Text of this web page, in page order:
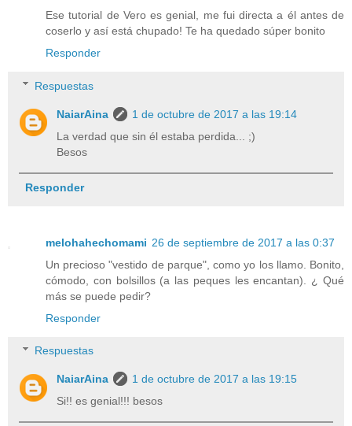
Ese tutorial de Vero es genial, me fui directa a él antes de
coserlo y así está chupado! Te ha quedado súper bonito
Responder
Respuestas
NaiarAina
1 de octubre de 2017 a las 19:14
La verdad que sin él estaba perdida... ;)
Besos
Responder
melohahechomami 26 de septiembre de 2017 a las 0:37
Un precioso "vestido de parque", como yo los llamo. Bonito,
cómodo, con bolsillos (a las peques les encantan). ¿ Qué
más se puede pedir?
Responder
Respuestas
NaiarAina
1 de octubre de 2017 a las 19:15
Si!! es genial!!! besos